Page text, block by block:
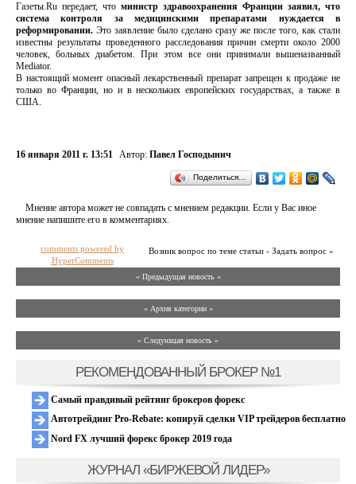
Газеты.Ru передает, что министр здравоохранения Франции заявил, что
система контроля за медицинскими препаратами нуждается в
реформировании. Это заявление было сделано сразу же после того, как стали
известны результаты проведенного расследования причин смерти около 2000
человек, больных диабетом. При этом все они принимали вышеназванный
Mediator.
В настоящий момент опасный лекарственный препарат запрещен к продаже не
только во Франции, но и в нескольких европейских государствах, а также в
США.
16 января 2011 г. 13:51 Автор: Павел Господынич
Поделиться…
Мнение автора может не совпадать с мнением редакции. Если у Вас иное
мнение напишите его в комментариях.
Возник вопрос по теме статьи - Задать вопрос »
comments powered by
HyperComments
« Предыдущая новость «
» Архив категории «
» Следующая новость »
РЕКОМЕНДОВАННЫЙ БРОКЕР №1
Самый правдивый рейтинг брокеров форекс
Автотрейдинг Pro-Rebate: копируй сделки VIP трейдеров бесплатно
Nord FX лучший форекс брокер 2019 года
ЖУРНАЛ «БИРЖЕВОЙ ЛИДЕР»